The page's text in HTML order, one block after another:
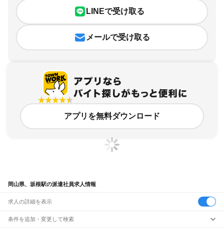
LINEで受け取る
メールで受け取る
アプリを無料ダウンロード
岡山県、坂根駅の派遣社員求人情報
求人の詳細を表示
条件を追加・変更して検索